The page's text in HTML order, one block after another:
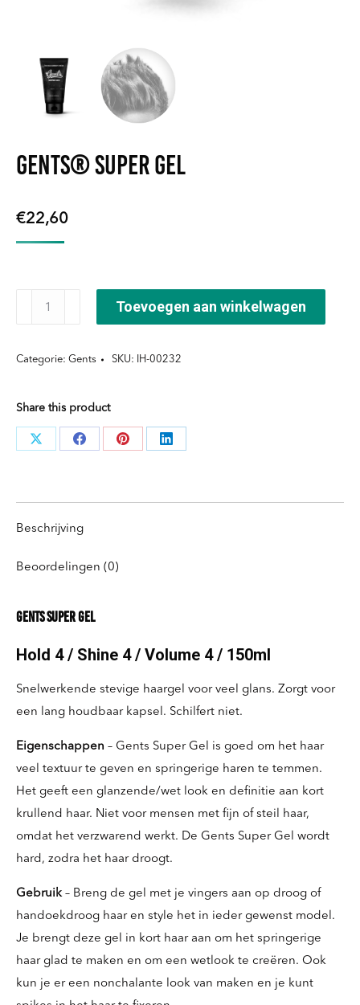
GENTS® Super Gel
€22,60
GENTS®
Super
aantal
Toevoegen aan winkelwagen
Categorie: Gents SKU: IH-00232
Share this product
Deel
Deel
Deel
Deel
Beschrijving
Beoordelingen (0)
Gents Super Gel
Hold 4 / Shine 4 / Volume 4 / 150ml
Snelwerkende stevige haargel voor veel glans. Zorgt voor
een lang houdbaar kapsel. Schilfert niet.
Eigenschappen – Gents Super Gel is goed om het haar
veel textuur te geven en springerige haren te temmen.
Het geeft een glanzen­de/wet look en definitie aan kort
krullend haar. Niet voor mensen met fijn of steil haar,
omdat het verzwarend werkt. De Gents Super Gel wordt
hard, zodra het haar droogt.
Gebruik– Breng de gel met je vingers aan op droog of
handoek­droog haar en style het in ieder gewenst model.
Je brengt deze gel in kort haar aan om het springerige
haar glad te maken en om een wetlook te creëren. Ook
kun je er een nonchalante look van maken en je kunt